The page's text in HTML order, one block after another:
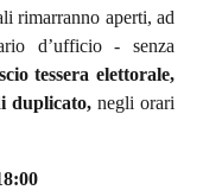
rimarranno aperti, ad
d’ufficio - senza
tessera elettorale,
duplicato,negli orari